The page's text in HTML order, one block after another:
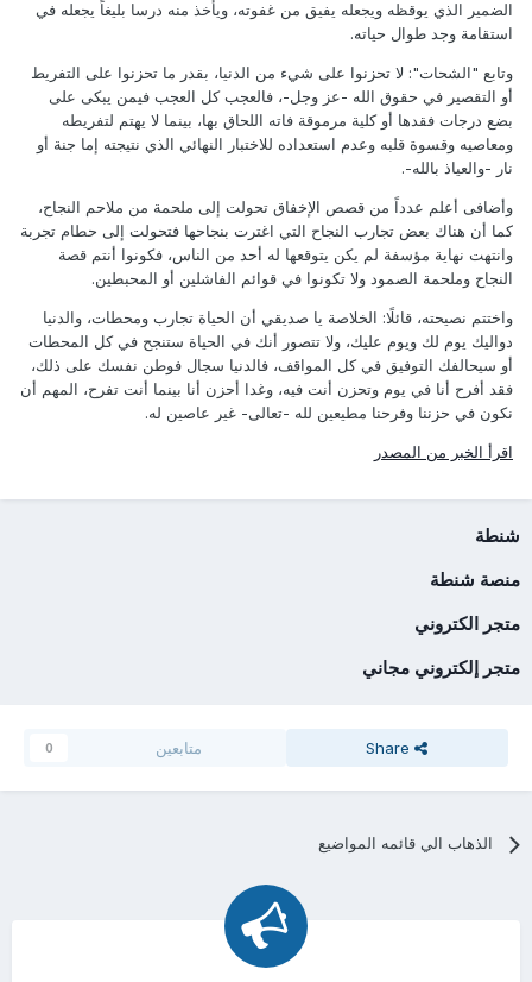
الضمير الذي يوقظه ويجعله يفيق من غفوته، ويأخذ منه درسا بليغاً يجعله في
استقامة وجد طوال حياته.
وتابع "الشحات": لا تحزنوا على شيء من الدنيا، بقدر ما تحزنوا على التفريط
أو التقصير في حقوق الله -عز وجل-، فالعجب كل العجب فيمن يبكى على
بضع درجات فقدها أو كلية مرموقة فاته اللحاق بها، بينما لا يهتم لتفريطه
ومعاصيه وقسوة قلبه وعدم استعداده للاختبار النهائي الذي نتيجته إما جنة أو
نار -والعياذ بالله-.
وأضافى أعلم عدداً من قصص الإخفاق تحولت إلى ملحمة من ملاحم النجاح،
كما أن هناك بعض تجارب النجاح التي اغترت بنجاحها فتحولت إلى حطام تجربة
وانتهت نهاية مؤسفة لم يكن يتوقعها له أحد من الناس، فكونوا أنتم قصة
النجاح وملحمة الصمود ولا تكونوا في قوائم الفاشلين أو المحبطين.
واختتم نصيحته، قائلًا: الخلاصة يا صديقي أن الحياة تجارب ومحطات، والدنيا
دواليك يوم لك ويوم عليك، ولا تتصور أنك في الحياة ستنجح في كل المحطات
أو سيحالفك التوفيق في كل المواقف، فالدنيا سجال فوطن نفسك على ذلك،
فقد أفرح أنا في يوم وتحزن أنت فيه، وغدا أحزن أنا بينما أنت تفرح، المهم أن
نكون في حزننا وفرحنا مطيعين لله -تعالى- غير عاصين له.
اقرأ الخبر من المصدر
شنطة
منصة شنطة
متجر الكتروني
متجر إلكتروني مجاني
Share متابعين 0
الذهاب الي قائمه المواضيع